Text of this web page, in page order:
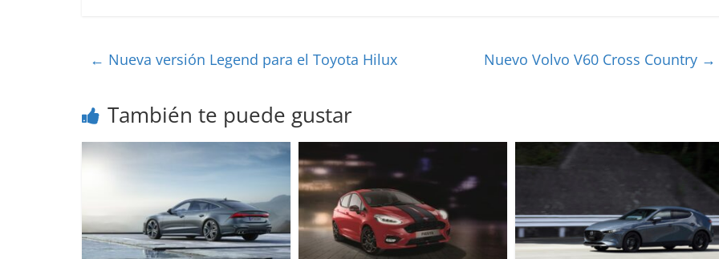
← Nueva versión Legend para el Toyota Hilux Nuevo Volvo V60 Cross Country →
También te puede gustar